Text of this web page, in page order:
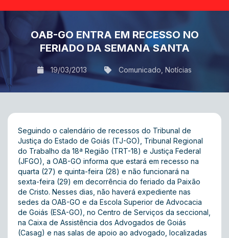
OAB-GO ENTRA EM RECESSO NO
FERIADO DA SEMANA SANTA
19/03/2013 Comunicado Notícias
Seguindo o calendário de recessos do Tribunal de
Justiça do Estado de Goiás (TJ-GO), Tribunal Regional
do Trabalho da 18ª Região (TRT-18) e Justiça Federal
(JFGO), a OAB-GO informa que estará em recesso na
quarta (27) e quinta-feira (28) e não funcionará na
sexta-feira (29) em decorrência do feriado da Paixão
de Cristo. Nesses dias, não haverá expediente nas
sedes da OAB-GO e da Escola Superior de Advocacia
de Goiás (ESA-GO), no Centro de Serviços da seccional,
na Caixa de Assistência dos Advogados de Goiás
(Casag) e nas salas de apoio ao advogado, localizadas